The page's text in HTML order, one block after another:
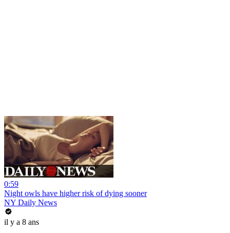
0:59
Night owls have higher risk of dying sooner
NY Daily News
il y a 8 ans